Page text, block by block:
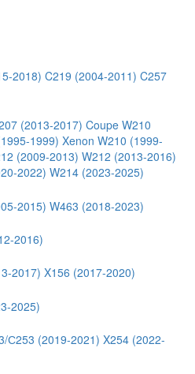
2018) C219 (2004-2011) C257
(2013-2017) CoupeW210
1999) Xenon W210 (1999-
(2009-2013) W212 (2013-2016)
2022) W214 (2023-2025)
2015) W463 (2018-2023)
2016)
2017) X156 (2017-2020)
2025)
С253 (2019-2021) X254 (2022-